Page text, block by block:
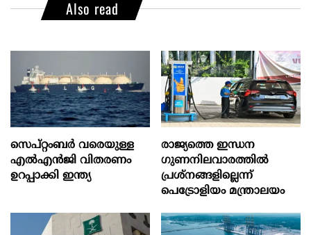
Also read
സെപ്റ്റംബർ വരെയുള്ള
എൽഎൻജി വിതരണം
ഉറപ്പാക്കി ഇന്ത്യ
രാജ്യത്തെ ഇന്ധന
ഗുണനിലവാരത്തില്‍
പ്രശ്‌നങ്ങളില്ലെന്ന്
പെട്രോളിയം മന്ത്രാലയം